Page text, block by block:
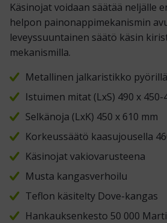
Käsinojat voidaan säätää neljälle
helpon painonappimekanismin
leveyssuuntainen säätö käsin
mekanismilla.
Metallinen jalkaristikko pyörillä
Istuimen mitat (LxS) 490 x 450-
Selkänoja (LxK) 450 x 610 mm
Korkeussäätö kaasujousella
Käsinojat vakiovarusteena
Musta kangasverhoilu
Teflon käsitelty Dove-kangas
Hankauksenkesto 50 000